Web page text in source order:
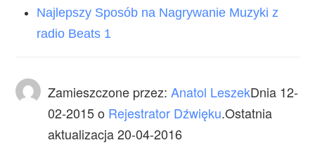
Najlepszy Sposób na Nagrywanie Muzyki z
radio Beats 1
Zamieszczone przez: Anatol LeszekDnia 12-
02-2015 o Rejestrator Dźwięku.Ostatnia
aktualizacja 20-04-2016